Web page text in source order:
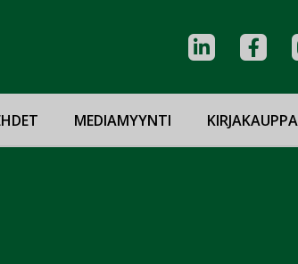
MEDIAMYYNTI KIRJAKAUPPA